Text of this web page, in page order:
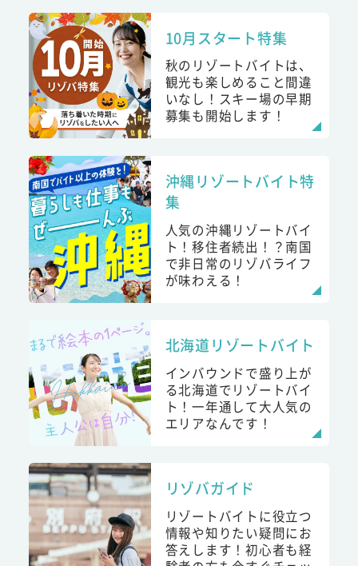
10月スタート特集
秋のリゾートバイトは、
観光も楽しめること間違
いなし！スキー場の早期
募集も開始します！
沖縄リゾートバイト特
集
人気の沖縄リゾートバイ
ト！移住者続出！？南国
で非日常のリゾバライフ
が味わえる！
北海道リゾートバイト
インバウンドで盛り上が
る北海道でリゾートバイ
ト！一年通して大人気の
エリアなんです！
リゾバガイド
リゾートバイトに役立つ
情報や知りたい疑問にお
答えします！初心者も経